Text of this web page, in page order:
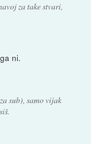
za take stvari,
ni.
sub), samo vijak